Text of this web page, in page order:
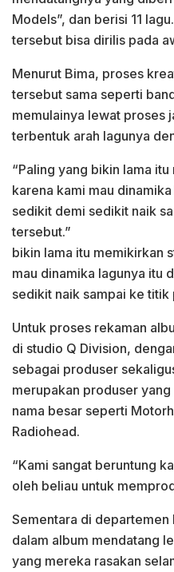
Models”, dan berisi 11
tersebut bisa dirilis pada
Menurut Bima, proses
tersebut sama seperti
memulainya lewat proses
terbentuk arah lagunya
“Paling yang bikin lama
karena kami mau
sedikit demi sedikit naik
tersebut.”
bikin lama itu memikirkan
mau dinamika lagunya itu
sedikit naik sampai ke titik
Untuk proses rekaman
di studio Q Division,
sebagai produser
merupakan produser
nama besar seperti
Radiohead.
“Kami sangat beruntung
oleh beliau untuk
Sementara di
dalam album mendatang
yang mereka rasakan